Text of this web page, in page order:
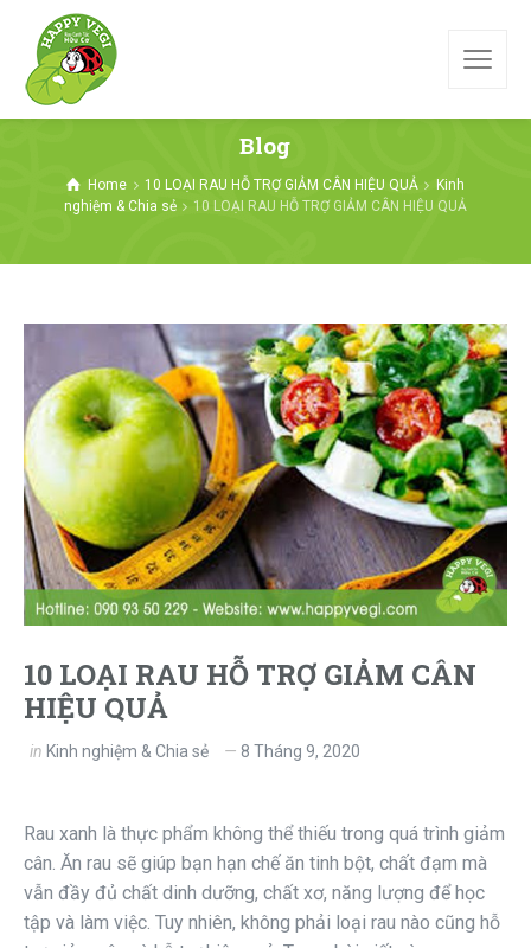
Blog
Home 10 LOẠI RAU HỖ TRỢ GIẢM CÂN HIỆU QUẢ
Kinh
nghiệm & Chia sẻ
10 LOẠI RAU HỖ TRỢ GIẢM CÂN HIỆU QUẢ
10 LOẠI RAU HỖ TRỢ GIẢM CÂN
HIỆU QUẢ
in Kinh nghiệm & Chia sẻ 8 Tháng 9, 2020
Rau xanh là thực phẩm không thể thiếu trong quá trình giảm
cân. Ăn rau sẽ giúp bạn hạn chế ăn tinh bột, chất đạm mà
vẫn đầy đủ chất dinh dưỡng, chất xơ, năng lượng để học
tập và làm việc. Tuy nhiên, không phải loại rau nào cũng hỗ